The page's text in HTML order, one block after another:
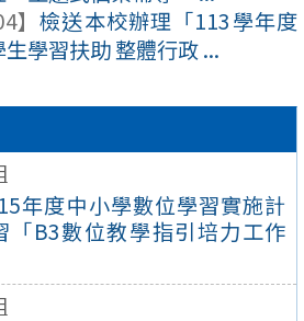
年度中小學數位學習實施計
「B3數位教學指引培力工作
】 檢送本校辦理「113學年度
學習扶助 整體行政 ...